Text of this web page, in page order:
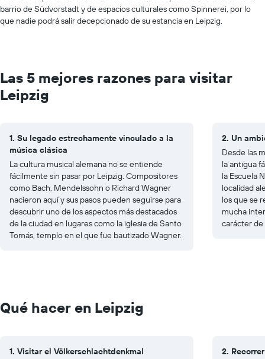
barrio de Südvorstadt y de espacios culturales como Spinnerei, por lo
que nadie podrá salir decepcionado de su estancia en Leipzig.
Las 5 mejores razones para visitar
Leipzig
1. Su legado estrechamente vinculado a la
música clásica
La cultura musical alemana no se entiende
fácilmente sin pasar por Leipzig. Compositores
como Bach, Mendelssohn o Richard Wagner
nacieron aquí y sus pasos pueden seguirse para
descubrir uno de los aspectos más destacados
de la ciudad en lugares como la iglesia de Santo
Tomás, templo en el que fue bautizado Wagner.
2. Un
Desde las
la antigua
la Escuela
localidad
los que se
mucha
carácter de
Qué hacer en Leipzig
1. Visitar el Völkerschlachtdenkmal
2.